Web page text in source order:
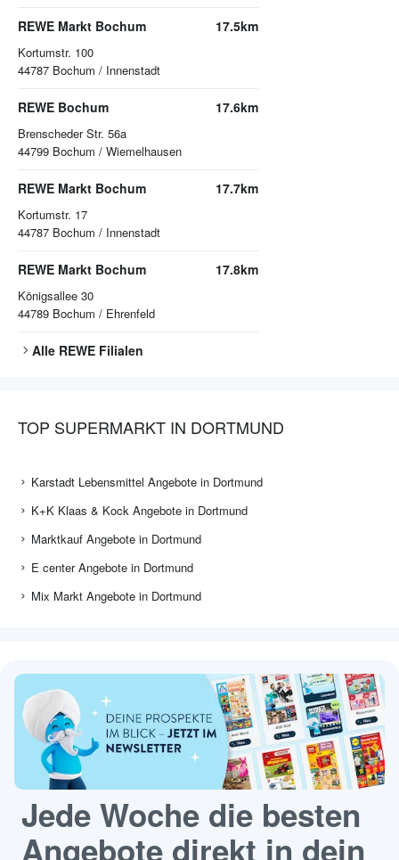
REWE Markt Bochum
Kortumstr. 100
44787 Bochum / Innenstadt
17.5km
REWE Bochum
Brenscheder Str. 56a
44799 Bochum / Wiemelhausen
17.6km
REWE Markt Bochum
Kortumstr. 17
44787 Bochum / Innenstadt
17.7km
REWE Markt Bochum
Königsallee 30
44789 Bochum / Ehrenfeld
17.8km
Alle REWE Filialen
TOP SUPERMARKT IN DORTMUND
Karstadt Lebensmittel Angebote in Dortmund
K+K Klaas & Kock Angebote in Dortmund
Marktkauf Angebote in Dortmund
E center Angebote in Dortmund
Mix Markt Angebote in Dortmund
Jede Woche die besten
Angebote direkt in dein